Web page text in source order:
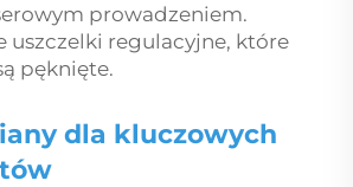
prowadzeniem.
uszczelki regulacyjne, które
pęknięte.
dla kluczowych